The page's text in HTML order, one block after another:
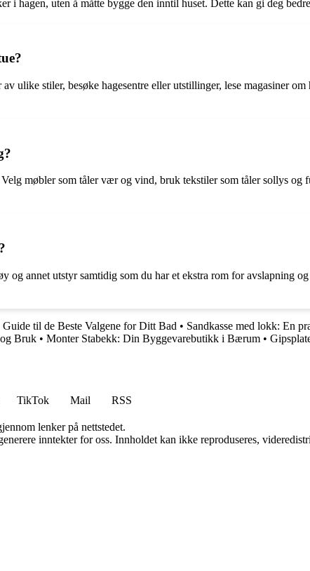
i hagen, uten å måtte bygge den inntil huset. Dette kan gi deg
ulike stiler, besøke hagesentre eller utstillinger, lese magasiner
møbler som tåler vær og vind, bruk tekstiler som tåler sollys og
og annet utstyr samtidig som du har et ekstra rom for avslapning
til de Beste Valgene for Ditt Bad • Sandkasse med lokk: En
Bruk • Monter Stabekk: Din Byggevarebutikk i Bærum •
TikTok Mail
RSS
lenker på nettstedet.
inntekter for oss. Innholdet kan ikke reproduseres,